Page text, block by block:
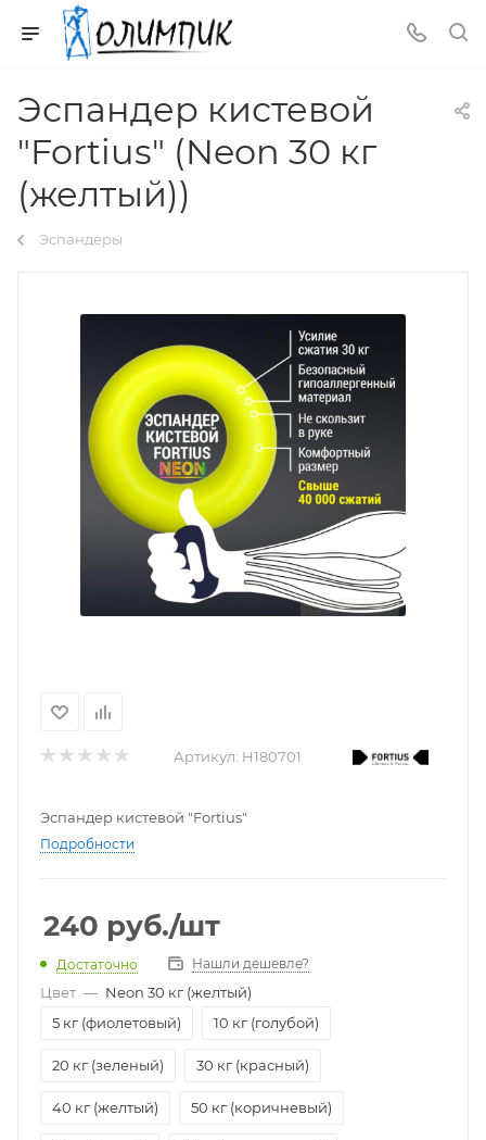
Эспандер кистевой
"Fortius" (Neon 30 кг
(желтый))
Эспандеры
Артикул: H180701
Эспандер кистевой "Fortius"
Подробности
240 руб./шт
Достаточно Нашли дешевле?
Цвет — Neon 30 кг (желтый)
5 кг (фиолетовый)
10 кг (голубой)
20 кг (зеленый) 30 кг (красный)
40 кг (желтый) 50 кг (коричневый)